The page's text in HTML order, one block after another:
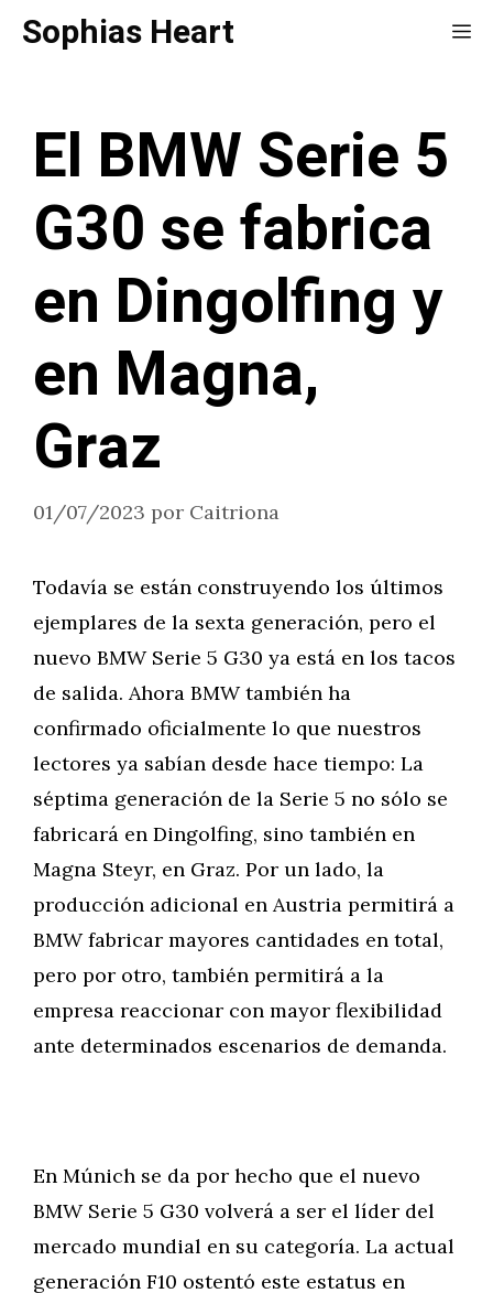
SaltarSophias Heart
El BMW Serie 5
G30 se fabrica
en Dingolfing y
en Magna,
Graz
01/07/2023 por Caitriona
Todavía se están construyendo los últimos
ejemplares de la sexta generación, pero el
nuevo BMW Serie 5 G30 ya está en los tacos
de salida. Ahora BMW también ha
confirmado oficialmente lo que nuestros
lectores ya sabían desde hace tiempo: La
séptima generación de la Serie 5 no sólo se
fabricará en Dingolfing, sino también en
Magna Steyr, en Graz. Por un lado, la
producción adicional en Austria permitirá a
BMW fabricar mayores cantidades en total,
pero por otro, también permitirá a la
empresa reaccionar con mayor flexibilidad
ante determinados escenarios de demanda.
En Múnich se da por hecho que el nuevo
BMW Serie 5 G30 volverá a ser el líder del
mercado mundial en su categoría. La actual
generación F10 ostentó este estatus en